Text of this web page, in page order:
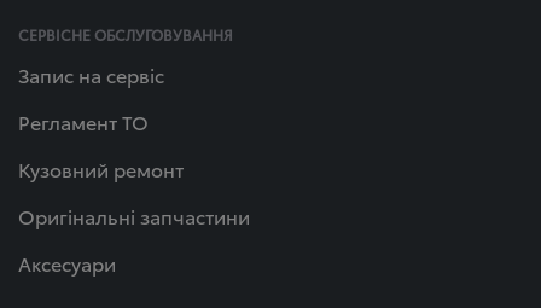
СЕРВІСНЕ ОБСЛУГОВУВАННЯ
Запис на сервіс
Регламент ТО
Кузовний ремонт
Оригінальні запчастини
Аксесуари